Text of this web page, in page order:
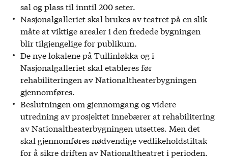
sal og plass til inntil 200 seter.
Nasjonalgalleriet skal brukes av teatret på en slik
måte at viktige arealer i den fredede bygningen
blir tilgjengelige for publikum.
De nye lokalene på Tullinløkka og i
Nasjonalgalleriet skal etableres før
rehabiliteringen av Nationaltheaterbygningen
gjennomføres.
Beslutningen om gjennomgang og videre
utredning av prosjektet innebærer at rehabilitering
av Nationaltheaterbygningen utsettes. Men det
skal gjennomføres nødvendige vedlikeholdstiltak
for å sikre driften av Nationaltheatret i perioden.